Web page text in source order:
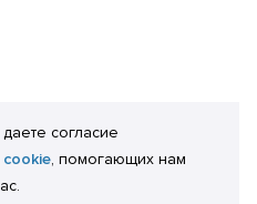
согласие
, помогающих нам